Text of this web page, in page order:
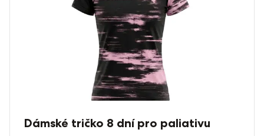
Dámské tričko 8 dní pro paliativu